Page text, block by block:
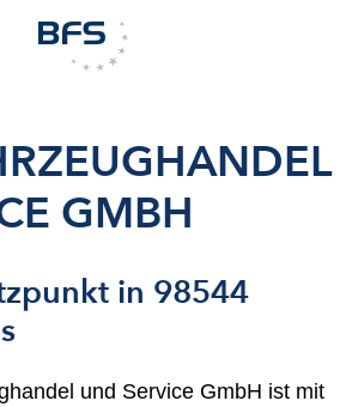
GMBH
in 98544
und Service GmbH ist mit